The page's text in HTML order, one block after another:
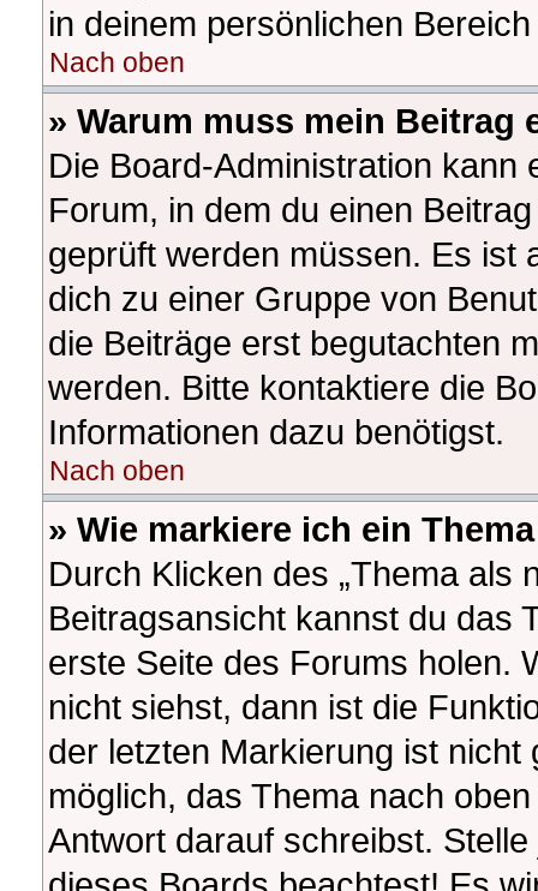
in deinem persönlichen
Nach oben
» Warum muss mein Beitrag
Die Board-Administration kann
Forum, in dem du einen
geprüft werden müssen. Es ist
dich zu einer Gruppe von
die Beiträge erst begutachten
werden. Bitte kontaktiere die
Informationen dazu benötigst.
Nach oben
» Wie markiere ich ein
Durch Klicken des „Thema als
Beitragsansicht kannst du das
erste Seite des Forums holen.
nicht siehst, dann ist die
der letzten Markierung ist
möglich, das Thema nach
Antwort darauf schreibst.